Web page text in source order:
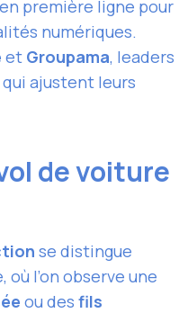
en première ligne pour
numériques.
et Groupama, leaders
ajustent leurs
de voiture
se distingue
l’on observe une
ou des fils